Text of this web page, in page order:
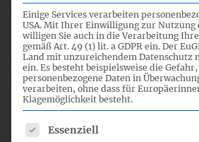
derzeit finalisiert und Ende November
Kommission vorlegen wird. Am 03.
Kommission die delegierten
überarbeiteten ESRSsowie zur
für die freiwillige Berichterstattung
VS) angenommen.
Ausblick
Einige Services verarbeiten
USA. Mit Ihrer Einwilligung zur Nutzung
willigen Sie auch in die Verarbeitung
gemäß Art. 49 (1) lit. a GDPR ein. Der
Land mit unzureichendem Datenschutz
ein. Es besteht beispielsweise die
personenbezogene Daten in
verarbeiten, ohne dass für
Klagemöglichkeit besteht.
Es folgt eine Liste der Service-
Essenziell